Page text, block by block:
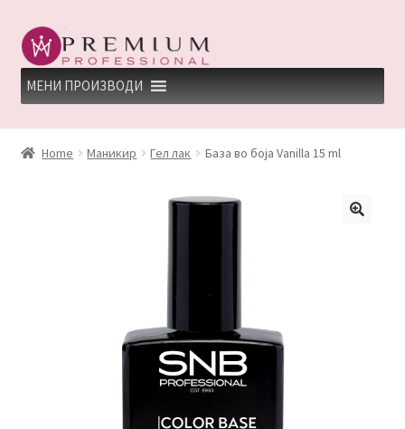
Skip
to
navigation
Skip
to
content
МЕНИ ПРОИЗВОДИ
HOME
КЕРАТИНСКИ ТРЕМАН BY KYANA QUEEN
Home Маникир Гел лак База во боја Vanilla 15 ml